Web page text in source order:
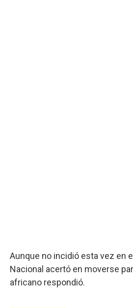
Aunque no incidió esta vez en
Nacional acertó en moverse
africano respondió.